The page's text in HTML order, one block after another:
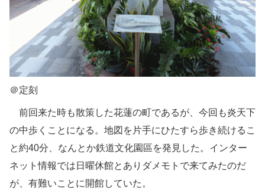
＠定刻
前回来た時も散策した花蓮の町であるが、今回も炎天下
の中歩くことになる。地図を片手にひたすら歩き続けるこ
と約40分、なんとか鉄道文化園區を発見した。インター
ネット情報では日曜休館とありダメモトで来てみたのだ
が、有難いことに開館していた。